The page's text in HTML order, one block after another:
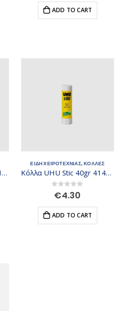
ADD TO CART
Κόλλα UHU Stic 8.2gr 741357
ΕΙΔΗ ΧΕΙΡΟΤΕΧΝΙΑΣ,ΚΟΛΛΕΣ
Κόλλα UHU Stic 40gr 414523
out of 5
€4.30
ADD TO CART